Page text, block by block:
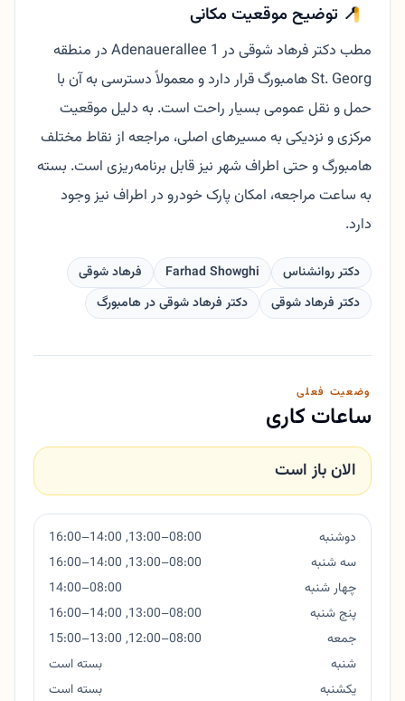
📍 توضیح موقعیت مکانی
مطب دکتر فرهاد شوقی در Adenauerallee 1 در منطقه
St. Georg هامبورگ قرار دارد و معمولاً دسترسی به آن با
حمل و نقل عمومی بسیار راحت است. به دلیل موقعیت
مرکزی و نزدیکی به مسیرهای اصلی، مراجعه از نقاط مختلف
هامبورگ و حتی اطراف شهر نیز قابل برنامه‌ریزی است. بسته
به ساعت مراجعه، امکان پارک خودرو در اطراف نیز وجود
دارد.
دکتر روانشناس Farhad Showghi
فرهاد شوقی
دکتر فرهاد شوقی
دکتر فرهاد شوقی در هامبورگ
وضعیت فعلی
ساعات کاری
الان باز است
دوشنبه
08:00–13:00, 14:00–16:00
سه شنبه
08:00–13:00, 14:00–16:00
چهار شنبه
08:00–14:00
پنج شنبه
08:00–13:00, 14:00–16:00
جمعه
08:00–12:00, 13:00–15:00
شنبه
بسته است
یکشنبه
بسته است